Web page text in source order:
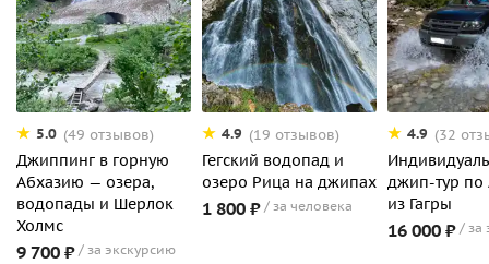
5.0 (49 отзывов)
Джиппинг в горную
Абхазию — озера,
водопады и Шерлок
Холмс
9 700 ₽ за экскурсию
4.9 (19 отзывов)
Гегский водопад и
озеро Рица на джипах
1 800 ₽ за человека
4.9 (32
джип-тур по
из Гагры
16 000 ₽ за